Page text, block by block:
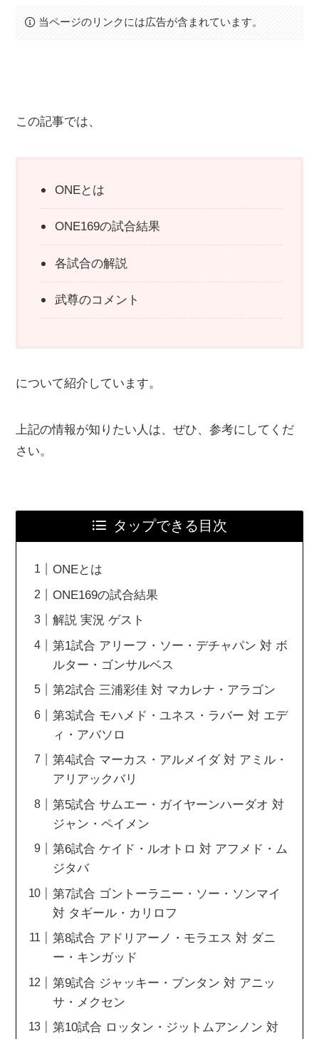
当ページのリンクには広告が含まれています。
この記事では、
ONEとは
ONE169の試合結果
各試合の解説
武尊のコメント
について紹介しています。
上記の情報が知りたい人は、ぜひ、参考にしてくだ
さい。
タップできる目次
ONEとは
ONE169の試合結果
解説 実況 ゲスト
第1試合 アリーフ・ソー・デチャパン 対 ボ
ルター・ゴンサルベス
第2試合 三浦彩佳 対 マカレナ・アラゴン
第3試合 モハメド・ユネス・ラバー 対 エデ
ィ・アバソロ
第4試合 マーカス・アルメイダ 対 アミル・
アリアックバリ
第5試合 サムエー・ガイヤーンハーダオ 対
ジャン・ペイメン
第6試合 ケイド・ルオトロ 対 アフメド・ム
ジタバ
第7試合 ゴントーラニー・ソー・ソンマイ
対 タギール・カリロフ
第8試合 アドリアーノ・モラエス 対 ダニ
ー・キンガッド
第9試合 ジャッキー・ブンタン 対 アニッ
サ・メクセン
第10試合 ロッタン・ジットムアンノン 対